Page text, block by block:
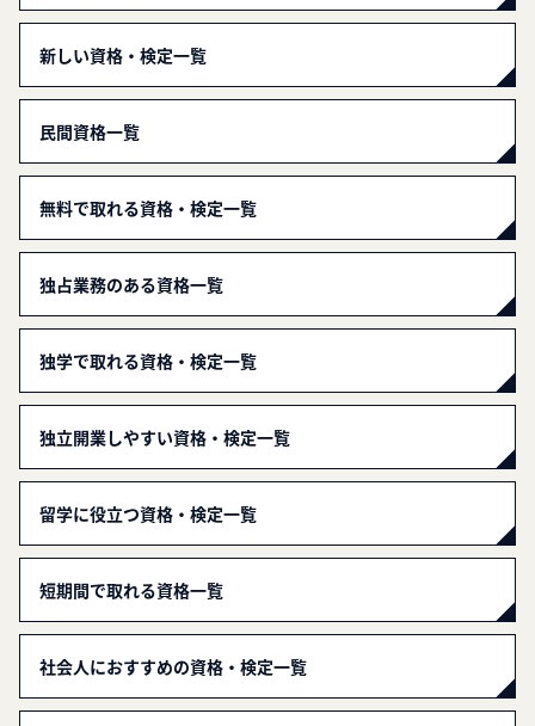
新しい資格・検定一覧
民間資格一覧
無料で取れる資格・検定一覧
独占業務のある資格一覧
独学で取れる資格・検定一覧
独立開業しやすい資格・検定一覧
留学に役立つ資格・検定一覧
短期間で取れる資格一覧
社会人におすすめの資格・検定一覧